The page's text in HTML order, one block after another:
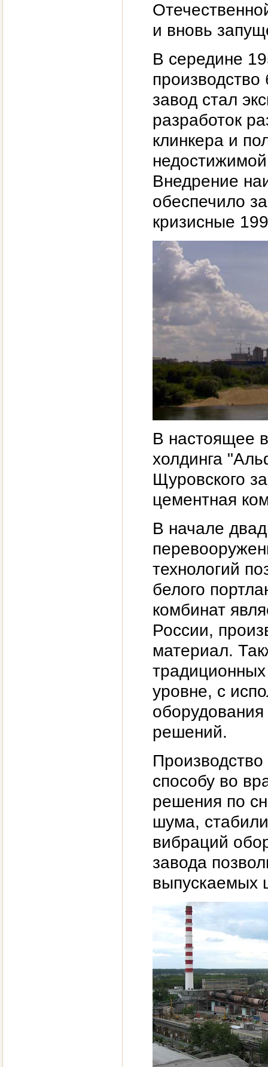
и вновь
В середине
завод стал
разработок
клинкера и
Внедрение
обеспечило
кризисные
В настоящее
холдинга
Щуровского
цементная
В начале
технологий
белого
комбинат
России,
материал.
уровне, с
решений.
способу во
решения по
шума,
вибраций
завода
выпускаемых